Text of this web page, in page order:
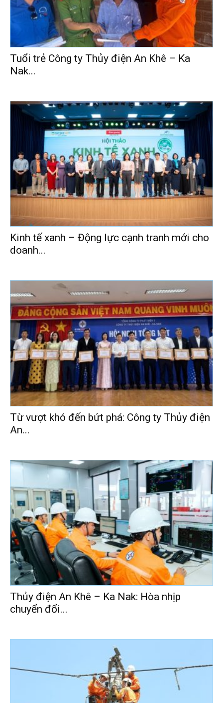
Tuổi trẻ Công ty Thủy điện An Khê – Ka
Nak...
Kinh tế xanh – Động lực cạnh tranh mới cho
doanh...
Từ vượt khó đến bứt phá: Công ty Thủy điện
An...
Thủy điện An Khê – Ka Nak: Hòa nhịp
chuyển đổi...